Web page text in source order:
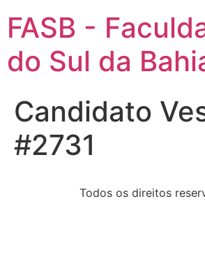
FASB -
do Sul da
Candidato
#2731
Todos os direitos